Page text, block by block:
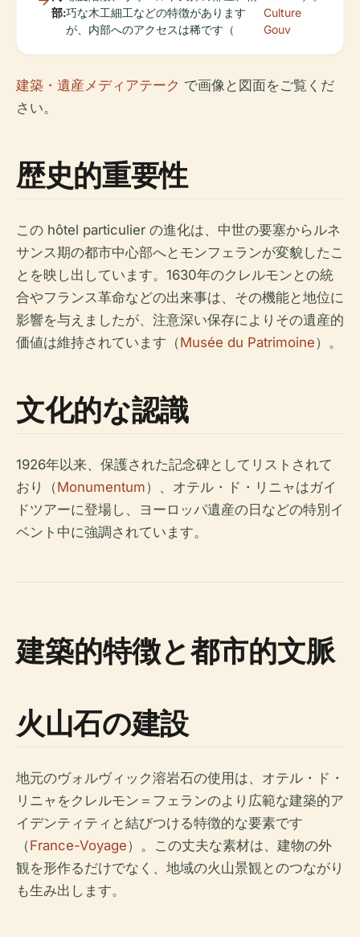
部:巧な木工細工などの特徴があります
が、内部へのアクセスは稀です（
Culture
Gouv
建築・遺産メディアテーク で画像と図面をご覧くだ
さい。
歴史的重要性
この hôtel particulier の進化は、中世の要塞からルネ
サンス期の都市中心部へとモンフェランが変貌したこ
とを映し出しています。1630年のクレルモンとの統
合やフランス革命などの出来事は、その機能と地位に
影響を与えましたが、注意深い保存によりその遺産的
価値は維持されています（Musée du Patrimoine）。
文化的な認識
1926年以来、保護された記念碑としてリストされて
おり（Monumentum）、オテル・ド・リニャはガイ
ドツアーに登場し、ヨーロッパ遺産の日などの特別イ
ベント中に強調されています。
建築的特徴と都市的文脈
火山石の建設
地元のヴォルヴィック溶岩石の使用は、オテル・ド・
リニャをクレルモン＝フェランのより広範な建築的ア
イデンティティと結びつける特徴的な要素です
（France-Voyage）。この丈夫な素材は、建物の外
観を形作るだけでなく、地域の火山景観とのつながり
も生み出します。